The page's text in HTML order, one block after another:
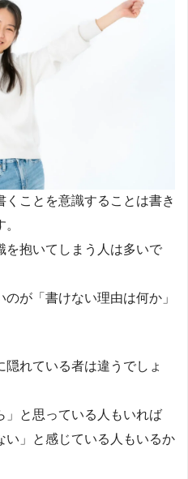
ことを意識することは書き
を抱いてしまう人は多いで
が「書けない理由は何か」
隠れている者は違うでしょ
」と思っている人もいれば
い」と感じている人もいるか